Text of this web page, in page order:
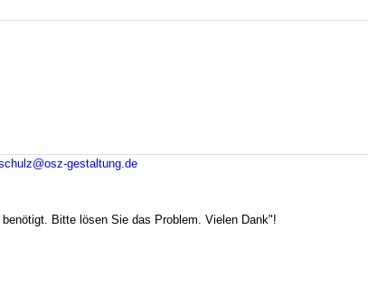
gestaltung.de
Bitte lösen Sie das Problem. Vielen Dank"!